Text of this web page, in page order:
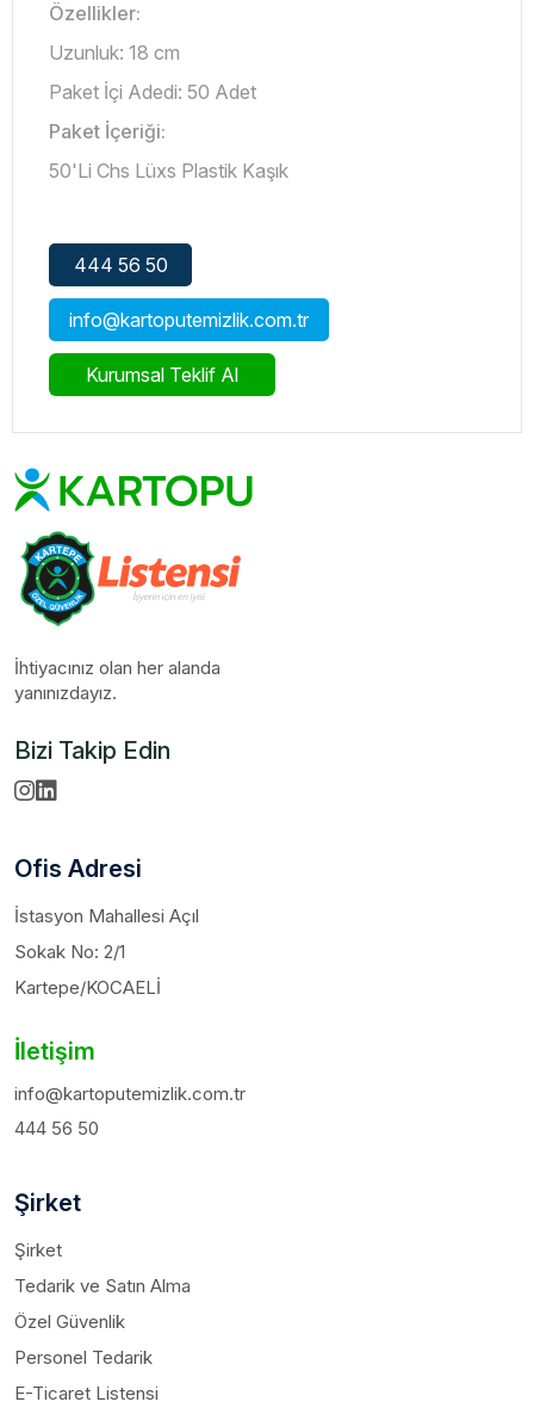
Özellikler:
Uzunluk: 18 cm
Paket İçi Adedi: 50 Adet
Paket İçeriği:
50'Li Chs Lüxs Plastik Kaşık
444 56 50
info@kartoputemizlik.com.tr
Kurumsal Teklif Al
İhtiyacınız olan her alanda
yanınızdayız.
Bizi Takip Edin
Ofis Adresi
İstasyon Mahallesi Açıl
Sokak No: 2/1
Kartepe/KOCAELİ
İletişim
info@kartoputemizlik.com.tr
444 56 50
Şirket
Şirket
Tedarik ve Satın Alma
Özel Güvenlik
Personel Tedarik
E-Ticaret Listensi